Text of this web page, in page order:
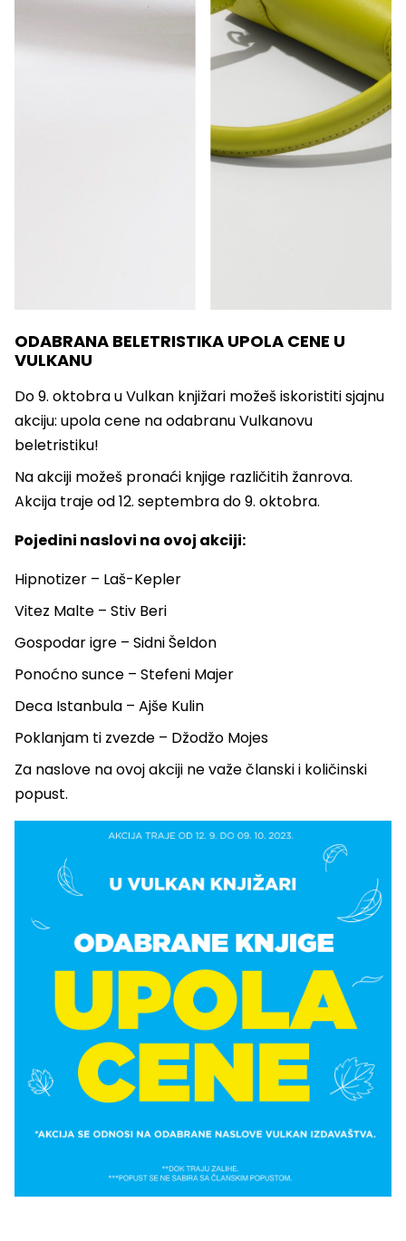
ODABRANA BELETRISTIKA UPOLA CENE U
VULKANU
Do 9. oktobra u Vulkan knjižari možeš iskoristiti sjajnu
akciju: upola cene na odabranu Vulkanovu
beletristiku!
Na akciji možeš pronaći knjige različitih žanrova.
Akcija traje od 12. septembra do 9. oktobra.
Pojedini naslovi na ovoj akciji:
Hipnotizer – Laš-Kepler
Vitez Malte – Stiv Beri
Gospodar igre – Sidni Šeldon
Ponoćno sunce – Stefeni Majer
Deca Istanbula – Ajše Kulin
Poklanjam ti zvezde – Džodžo Mojes
Za naslove na ovoj akciji ne važe članski i količinski
popust.